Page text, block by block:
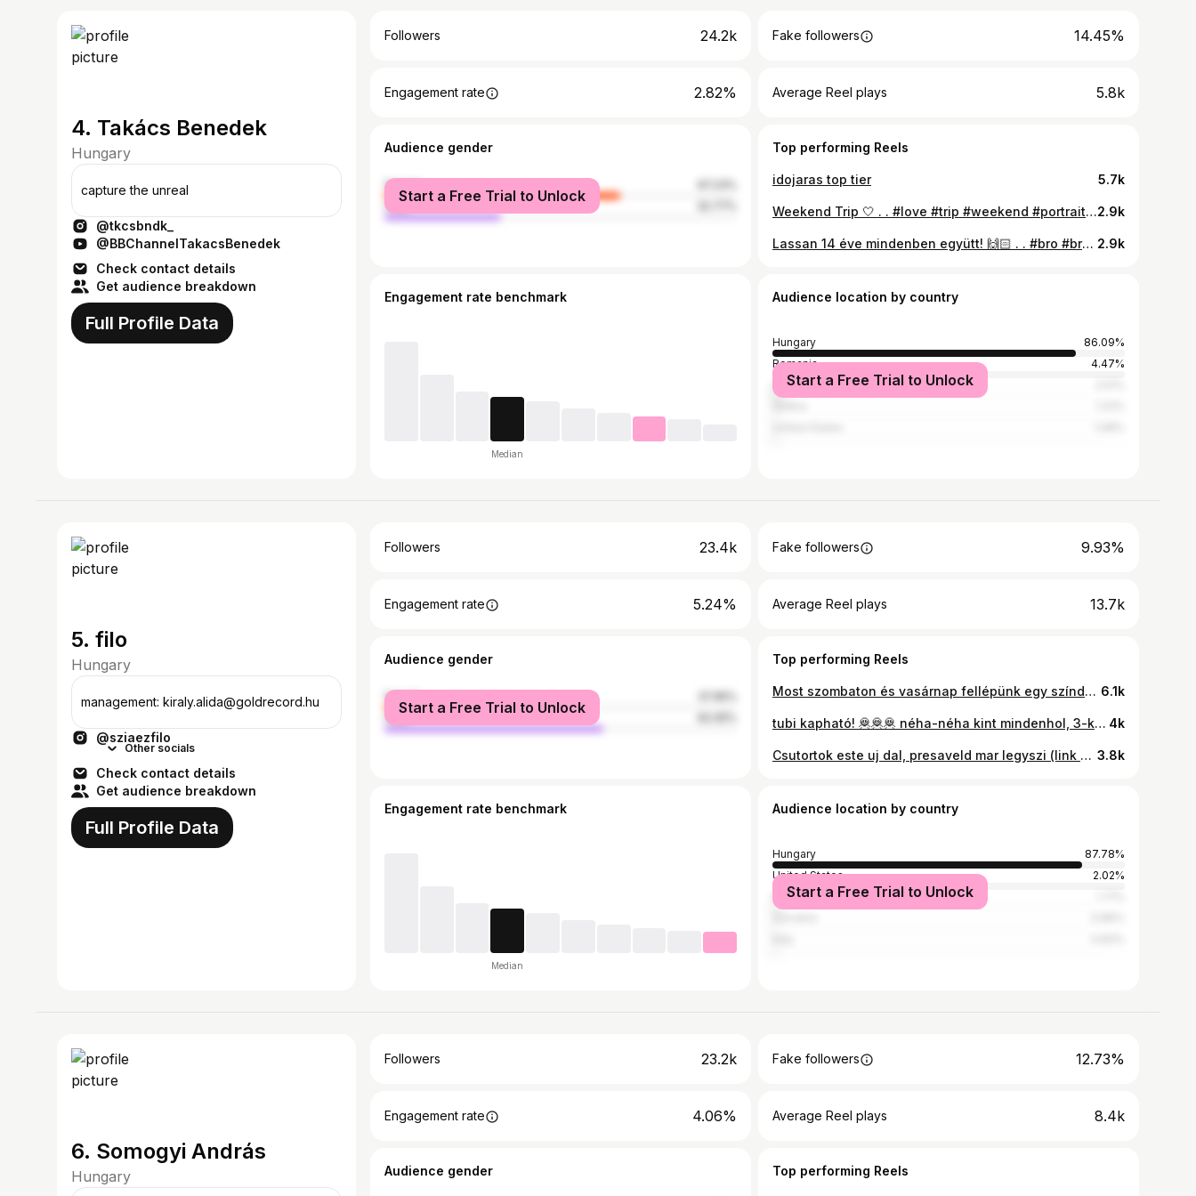
4. Takács Benedek
Hungary
capture the unreal
@tkcsbndk_
@BBChannelTakacsBenedek
Check contact details
Get audience breakdown
Full Profile Data
Followers 24.2k Fake followers 14.45%
Engagement rate 2.82% Average Reel plays 5.8k
Audience gender
female
male
Start a Free Trial to Unlock
Top performing Reels
idojaras top tier 5.7k
Weekend Trip 🤍 . . #love #trip #weekend #portrait #portraitphotography #photography #lake #tarcalibányató #together #blackandwhite #wild #tkcsbndk2.9k
Lassan 14 éve mindenben együtt! 🙌🏻 . . #bro #brother #friends #forever #guns #flex #years #photography #photographer #portraitphotography #portrait #tkcsbndk #ak47 #shotgun #revolver #shooting 2.9k
Engagement rate benchmark
Median
Audience location by country
Hungary
86.09%
Romania
4.47%
Slovakia
Start a Free Trial to Unlock
5. filo
Hungary
management: kiraly.alida@goldrecord.hu
@sziaezfilo
Other socials
Check contact details
Get audience breakdown
Full Profile Data
Followers 23.4k Fake followers 9.93%
Engagement rate 5.24% Average Reel plays 13.7k
Audience gender
female
male
Start a Free Trial to Unlock
Top performing Reels
Most szombaton és vasárnap fellépünk egy színdarabban az Erkel színházban Crazy Jegyek még kaphatóak 📸: Kaszner Nikolett 6.1k
tubi kapható! 🦧🦧🦧 néha-néha kint mindenhol, 3-kor youtube premier, köszönet, hogy velünk vagytok testvérek! ja, es köszönjük az ibolya presszónak, hogy beengedtek minket (ilyen szerelésben) 4k
Csutortok este uj dal, presaveld mar legyszi (link a bioban) 💕🫡 3.8k
Engagement rate benchmark
Median
Audience location by country
Hungary
87.78%
United States
2.02%
Romania
Start a Free Trial to Unlock
6. Somogyi András
Hungary
Followers 23.2k Fake followers 12.73%
Engagement rate 4.06% Average Reel plays 8.4k
Audience gender Top performing Reels